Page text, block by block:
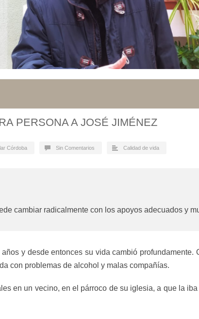
PERSONA A JOSÉ JIMÉNEZ
Córdoba Sin Comentarios Calidad de vida
cambiar radicalmente con los apoyos adecuados y
y desde entonces su vida cambió
con problemas de alcohol y malas compañías.
en un vecino, en el párroco de su iglesia, a que la